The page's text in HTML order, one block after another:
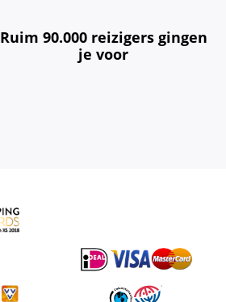
Ruim 90.000 reizigers gingen
je voor